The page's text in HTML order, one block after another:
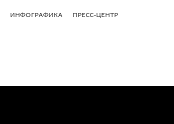
ИНФОГРАФИКА ПРЕСС-ЦЕНТР